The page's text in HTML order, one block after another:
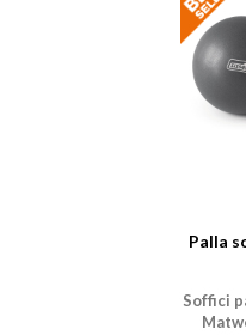
Palla
Soffici